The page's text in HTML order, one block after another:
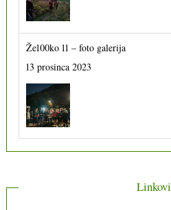
Že100ko 11 – foto galerija
13 prosinca 2023
Linkovi